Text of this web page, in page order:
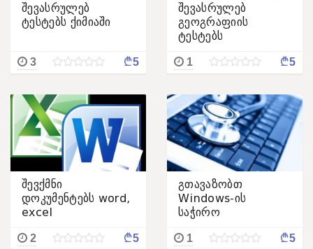
შევასრულებ
ტესტებს ქიმიაში
3 ¢5
შევასრულებ
გეოგრაფიის
ტესტებს
1 ¢5
შევქმნი
დოკუმენტებს word,
excel
2 ¢5
გთავაზობთ
Windows-ის
საჭირო
უზრუნველყოფას
1 ¢5